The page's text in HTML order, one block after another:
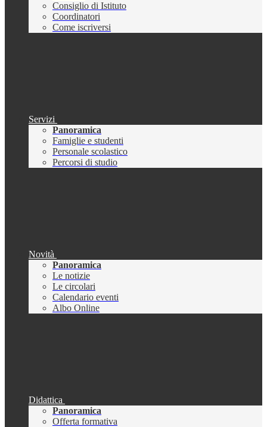
Consiglio di Istituto
Coordinatori
Come iscriversi
Servizi
Panoramica
Famiglie e studenti
Personale scolastico
Percorsi di studio
Novità
Panoramica
Le notizie
Le circolari
Calendario eventi
Albo Online
Didattica
Panoramica
Offerta formativa